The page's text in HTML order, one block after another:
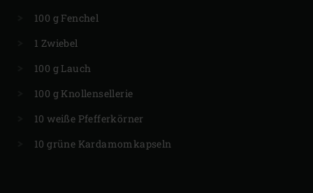
100 g Fenchel
1 Zwiebel
100 g Lauch
100 g Knollensellerie
10 weiße Pfefferkörner
10 grüne Kardamomkapseln